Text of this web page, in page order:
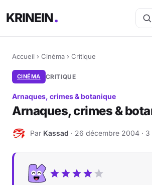
KRINEIN
Accueil › Cinéma › Critique
CINÉMA CRITIQUE
Arnaques, crimes & botanique
Arnaques, crimes &
K Par Kassad · 26 décembre 2004 ·